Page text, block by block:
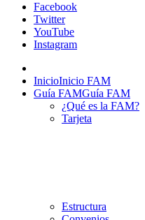
Facebook
Twitter
YouTube
Instagram
InicioInicio FAM
Guía FAMGuía FAM
¿Qué es la FAM?
Tarjeta
Estructura